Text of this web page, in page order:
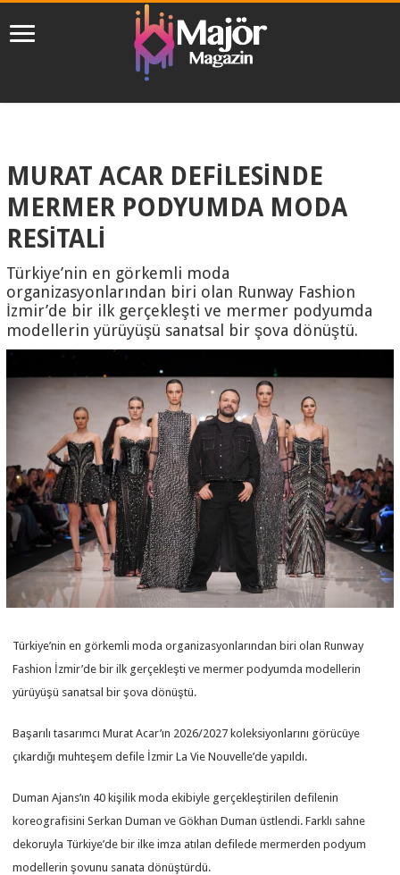
MURAT ACAR DEFİLESİNDE
MERMER PODYUMDA MODA
RESİTALİ
Türkiye’nin en görkemli moda
organizasyonlarından biri olan Runway Fashion
İzmir’de bir ilk gerçekleşti ve mermer podyumda
modellerin yürüyüşü sanatsal bir şova dönüştü.
Türkiye’nin en görkemli moda organizasyonlarından biri olan Runway
Fashion İzmir’de bir ilk gerçekleşti ve mermer podyumda modellerin
yürüyüşü sanatsal bir şova dönüştü.
Başarılı tasarımcı Murat Acar’ın 2026/2027 koleksiyonlarını görücüye
çıkardığı muhteşem defile İzmir La Vie Nouvelle’de yapıldı.
Duman Ajans’ın 40 kişilik moda ekibiyle gerçekleştirilen defilenin
koreografisini Serkan Duman ve Gökhan Duman üstlendi. Farklı sahne
dekoruyla Türkiye’de bir ilke imza atılan defilede mermerden podyum
modellerin şovunu sanata dönüştürdü.